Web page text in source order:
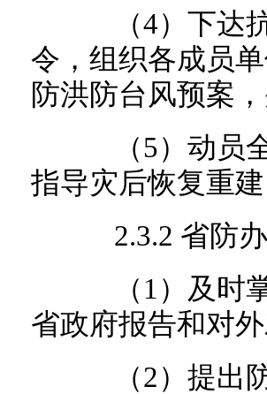
（4）下达抗
令，组织各成员
防洪防台风预案
（5）动员全
指导灾后恢复重建
2.3.2 省防办
（1）及时掌
省政府报告和对
（2）提出防